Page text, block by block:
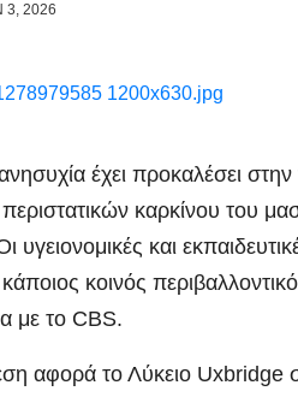
3, 2026
έχει προκαλέσει
καρκίνου του
υγειονομικές και
κοινός
με το CBS.
αφορά το Λύκειο Uxbridge